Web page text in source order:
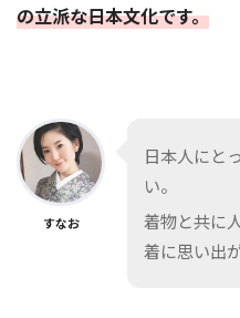
の立派な日本文化です。
すなお
日本人にと
い。
着物と共に
着に思い出